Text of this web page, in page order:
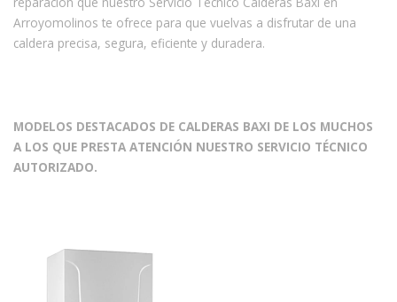
Arroyomolinos te ofrece para que vuelvas a disfrutar de una
caldera precisa, segura, eficiente y duradera.
MODELOS DESTACADOS DE CALDERAS BAXI DE LOS MUCHOS
A LOS QUE PRESTA ATENCIÓN NUESTRO SERVICIO TÉCNICO
AUTORIZADO.